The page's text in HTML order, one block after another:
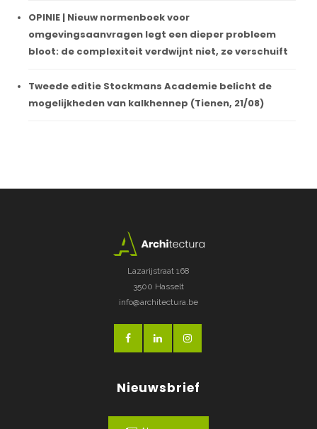
OPINIE | Nieuw normenboek voor
omgevingsaanvragen legt een dieper probleem
bloot: de complexiteit verdwijnt niet, ze verschuift
Tweede editie Stockmans Academie belicht de
mogelijkheden van kalkhennep (Tienen, 21/08)
Lazarijstraat 168
3500 Hasselt
info@architectura.be
Nieuwsbrief